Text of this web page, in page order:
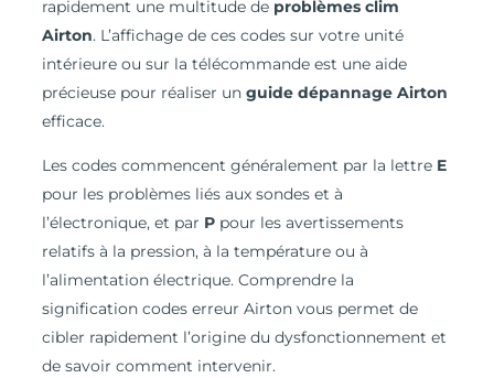
rapidement une multitude de problèmes clim
Airton. L’affichage de ces codes sur votre unité
intérieure ou sur la télécommande est une aide
précieuse pour réaliser un guide dépannage Airton
efficace.
Les codes commencent généralement par la lettre E
pour les problèmes liés aux sondes et à
l’électronique, et par Ppour les avertissements
relatifs à la pression, à la température ou à
l’alimentation électrique. Comprendre la
signification codes erreur Airton vous permet de
cibler rapidement l’origine du dysfonctionnement et
de savoir comment intervenir.